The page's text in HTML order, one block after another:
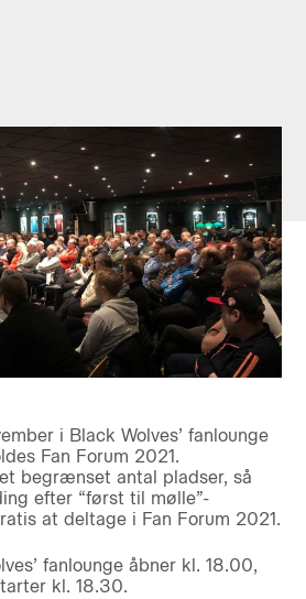
i Black Wolves’ fanlounge
Fan Forum 2021.
begrænset antal pladser, så
efter “først til mølle”-
at deltage i Fan Forum 2021.
fanlounge åbner kl. 18.00,
kl. 18.30.